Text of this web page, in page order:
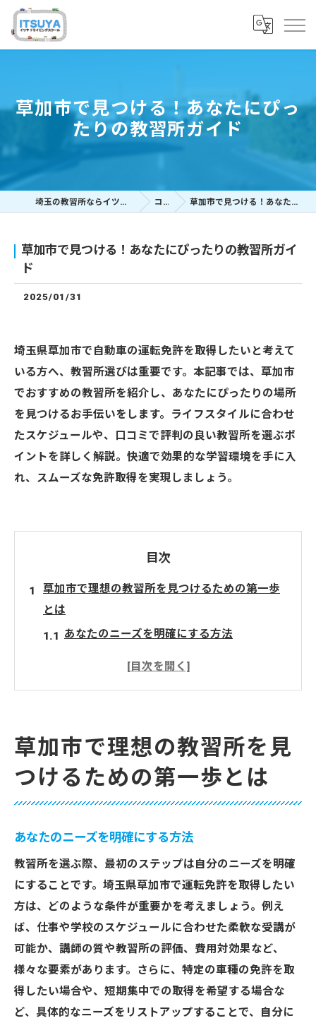
草加市で見つける！あなたにぴっ
たりの教習所ガイド
埼玉の教習所ならイツヤドライビングスクール コラム 草加市で見つける！あなたにぴったりの教習所ガイド
草加市で見つける！あなたにぴったりの教習所ガイ
ド
2025/01/31
埼玉県草加市で自動車の運転免許を取得したいと考えて
いる方へ、教習所選びは重要です。本記事では、草加市
でおすすめの教習所を紹介し、あなたにぴったりの場所
を見つけるお手伝いをします。ライフスタイルに合わせ
たスケジュールや、口コミで評判の良い教習所を選ぶポ
イントを詳しく解説。快適で効果的な学習環境を手に入
れ、スムーズな免許取得を実現しましょう。
目次
草加市で理想の教習所を見つけるための第一歩
とは
あなたのニーズを明確にする方法
身近な教習所をリストアップするコツ
予算に応じた教習所選びの秘訣
教習所選びのポイント：草加市であなたに合っ
た環境を探す
教習所の講師陣の質を評価する
設備が充実した教習所の特徴
フレキシブルな時間割を提供する教習所
口コミを活用した情報収集のテクニック
口コミで評価された草加市の教習所を徹底解説
選ばれる教習所の共通点とは
実際の受講生の声から見る教習所の本音
草加市で理想の教習所を見
つけるための第一歩とは
あなたのニーズを明確にする方法
教習所を選ぶ際、最初のステップは自分のニーズを明確
にすることです。埼玉県草加市で運転免許を取得したい
方は、どのような条件が重要かを考えましょう。例え
ば、仕事や学校のスケジュールに合わせた柔軟な受講が
可能か、講師の質や教習所の評価、費用対効果など、
様々な要素があります。さらに、特定の車種の免許を取
得したい場合や、短期集中での取得を希望する場合な
ど、具体的なニーズをリストアップすることで、自分に